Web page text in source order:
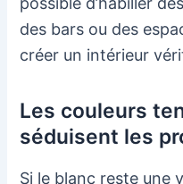
des bars ou des
créer un intérieur
Les couleurs
séduisent les
Si le blanc reste une